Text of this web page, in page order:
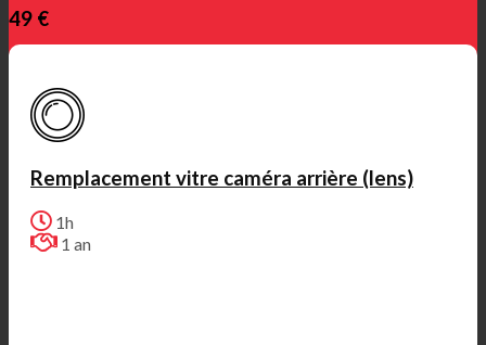
49 €
Remplacement vitre caméra arrière (lens)
1h
1 an